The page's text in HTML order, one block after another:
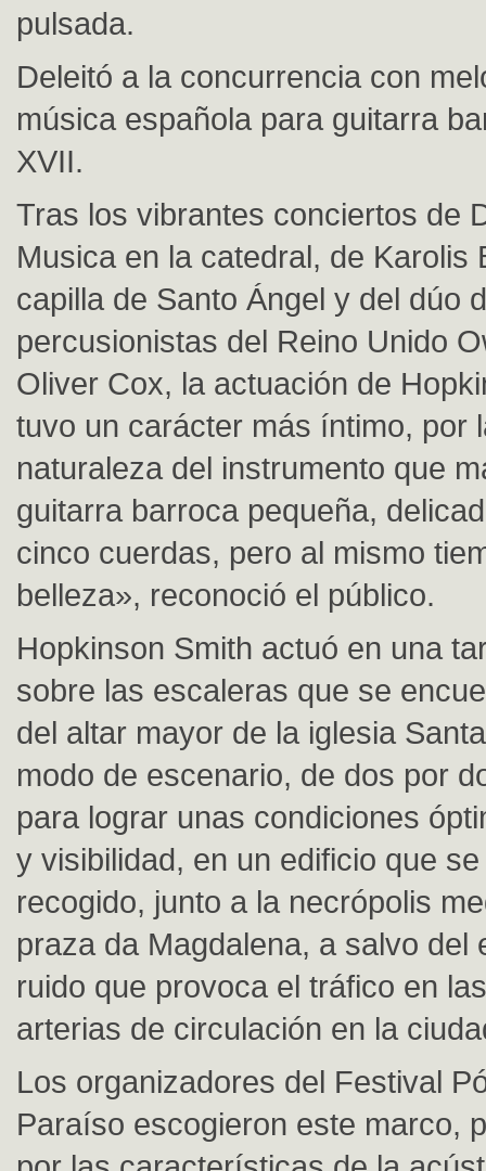
pulsada.
Deleitó a la concurrencia con
música española para guitarra
XVII.
Tras los vibrantes conciertos de
Musica en la catedral, de Karolis
capilla de Santo Ángel y del dúo
percusionistas del Reino Unido
Oliver Cox, la actuación de
tuvo un carácter más íntimo, por
naturaleza del instrumento que
guitarra barroca pequeña,
cinco cuerdas, pero al mismo
belleza», reconoció el público.
Hopkinson Smith actuó en una
sobre las escaleras que se
del altar mayor de la iglesia
modo de escenario, de dos por
para lograr unas condiciones
y visibilidad, en un edificio que
recogido, junto a la necrópolis
praza da Magdalena, a salvo del
ruido que provoca el tráfico en
arterias de circulación en la
Los organizadores del Festival
Paraíso escogieron este marco,